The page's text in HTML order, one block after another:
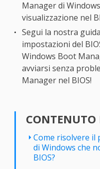
Manager di
visualizzazione nel
Segui la nostra
impostazioni del
Windows Boot
avviarsi senza
Manager nel BIOS!
CONTENUTO
Come risolvere il
di Windows che
BIOS?